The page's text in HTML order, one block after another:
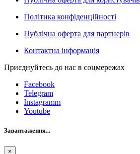
Політика конфіденційності
Публічна оферта для партнерів
Контактна інформація
Приєднуйтесь до нас в соцмережах
Facebook
Telegram
Instagramm
Youtube
Завантаження...
×